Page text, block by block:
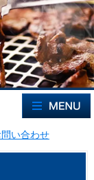
問い合わせ